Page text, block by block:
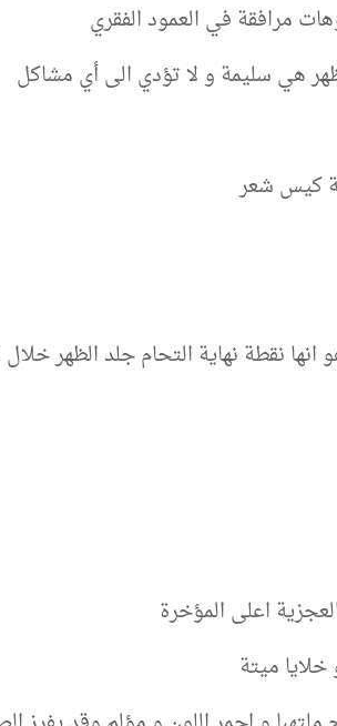
مرافقة في العمود الفقري
هي سليمة و لا تؤدي الى أي مشاكل
كيس شعر
نقطة نهاية التحام جلد الظهر
اعلى المؤخرة
ميتة